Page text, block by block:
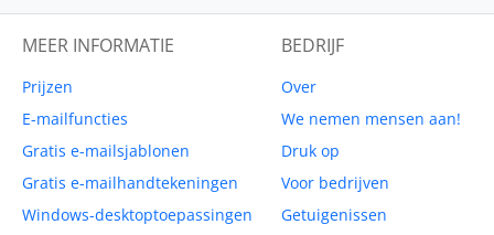
MEER INFORMATIE
Prijzen
E-mailfuncties
Gratis e-mailsjablonen
Gratis e-mailhandtekeningen
Windows-desktoptoepassingen
BEDRIJF
Over
We nemen mensen aan!
Druk op
Voor bedrijven
Getuigenissen